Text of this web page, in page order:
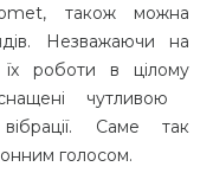
також можна
Незважаючи на
роботи в цілому
чутливою
Саме так
голосом.